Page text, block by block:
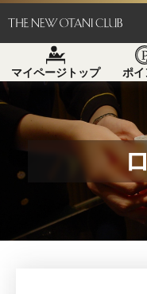
マイページトップ ポイ